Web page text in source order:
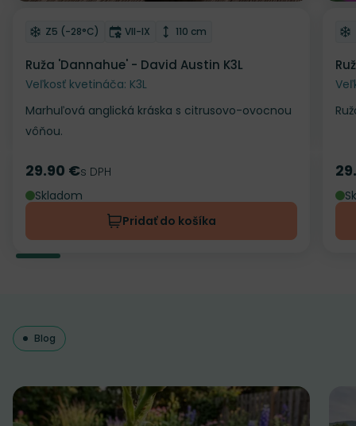
Odober do zoznamu želaní
Mrazuvzdornosť
Z5 (-28°C) Doba kvitnutia
VII-IX Výška rastliny
110 cm
Ruža 'Dannahue' - David Austin K3L
Veľkosť kvetináča: K3L
Marhuľová anglická kráska s citrusovo-ovocnou
vôňou.
Cena
29.90 €s DPH
Skladom
Pridať do košíka
Blog